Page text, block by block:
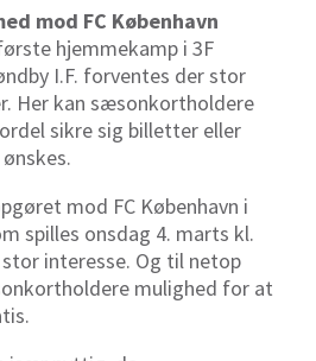
mod FC København
hjemmekamp i 3F
I.F. forventes der stor
Her kan sæsonkortholdere
sikre sig billetter eller
mod FC København i
spilles onsdag 4. marts kl.
interesse. Og til netop
mulighed for at